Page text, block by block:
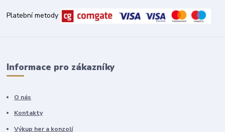
Platební metody
Informace pro zákazníky
O nás
Kontakty
Výkup her a konzolí